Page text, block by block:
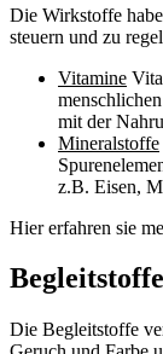
Die Wirkstoffe
steuern und zu
Vitamine
mit der
Mineralstoffe
z.B. Eisen,
Hier erfahren sie
Begleitstoffe
Die Begleitstoffe